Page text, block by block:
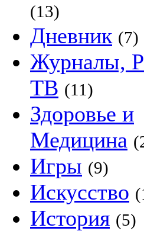
(13)
Дневник (7)
Журналы,
ТВ (11)
Здоровье и
Медицина
Игры (9)
Искусство
История (5)